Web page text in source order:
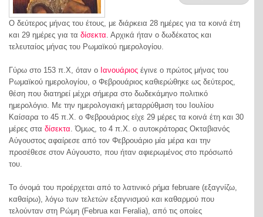
Ο δεύτερος μήνας του έτους, με διάρκεια 28 ημέρες για τα κοινά έτη
και 29 ημέρες για τα δίσεκτα. Αρχικά ήταν ο δωδέκατος και
τελευταίος μήνας του Ρωμαϊκού ημερολογίου.
Γύρω στο 153 π.Χ, όταν ο Ιανουάριος έγινε ο πρώτος μήνας του
Ρωμαϊκού ημερολογίου, ο Φεβρουάριος καθιερώθηκε ως δεύτερος,
θέση που διατηρεί μέχρι σήμερα στο δωδεκάμηνο πολιτικό
ημερολόγιο. Με την ημερολογιακή μεταρρύθμιση του Ιουλίου
Καίσαρα το 45 π.Χ. ο Φεβρουάριος είχε 29 μέρες τα κοινά έτη και 30
μέρες στα δίσεκτα. Όμως, το 4 π.Χ. ο αυτοκράτορας Οκταβιανός
Αύγουστος αφαίρεσε από τον Φεβρουάριο μία μέρα και την
προσέθεσε στον Αύγουστο, που ήταν αφιερωμένος στο πρόσωπό
του.
Το όνομά του προέρχεται από το λατινικό ρήμα februare (εξαγνίζω,
καθαίρω), λόγω των τελετών εξαγνισμού και καθαρμού που
τελούνταν στη Ρώμη (Februa και Feralia), από τις οποίες